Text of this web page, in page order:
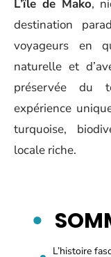
L’île de Mako,
destination
voyageurs en
naturelle et
préservée du
expérience
turquoise,
locale riche.
L’histoire